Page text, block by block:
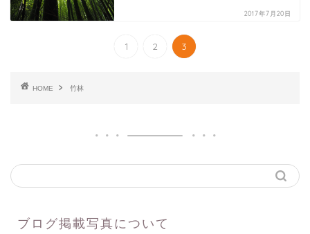
2017年7月20日
1 2 3
HOME 竹林
ブログ掲載写真について